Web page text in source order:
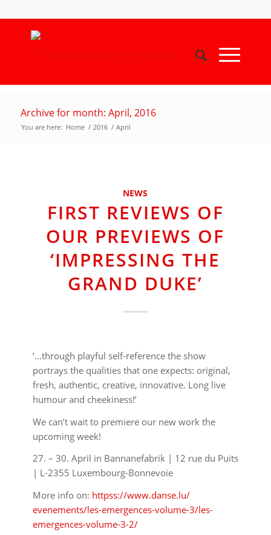
Archive for month: April, 2016
You are here: Home / 2016 / April
NEWS
FIRST REVIEWS OF
OUR PREVIEWS OF
‘IMPRESSING THE
GRAND DUKE’
‘…through playful self-reference the show
portrays the qualities that one expects: original,
fresh, authentic, creative, innovative. Long live
humour and cheekiness!’
We can’t wait to premiere our new work the
upcoming week!
27. – 30. April in Bannanefabrik | 12 rue du Puits
| L-2355 Luxembourg-Bonnevoie
More info on: httpss://www.danse.lu/
evenements/les-emergences-volume-3/les-
emergences-volume-3-2/